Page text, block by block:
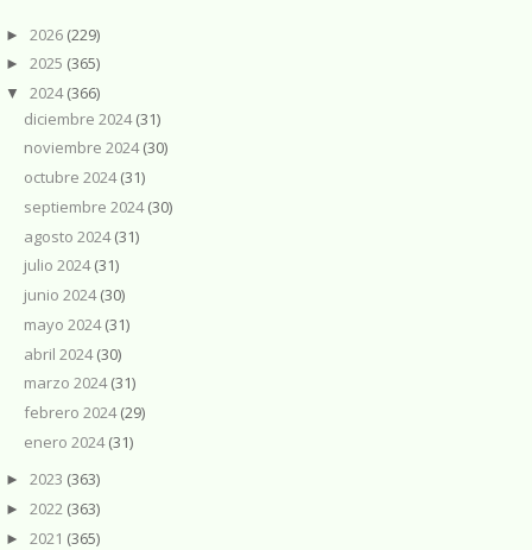
► 2026 (229)
► 2025 (365)
▼ 2024(366)
diciembre 2024(31)
noviembre 2024(30)
octubre 2024(31)
septiembre 2024(30)
agosto 2024(31)
julio 2024(31)
junio 2024(30)
mayo 2024(31)
abril 2024(30)
marzo 2024(31)
febrero 2024(29)
enero 2024(31)
► 2023 (363)
► 2022 (363)
► 2021 (365)